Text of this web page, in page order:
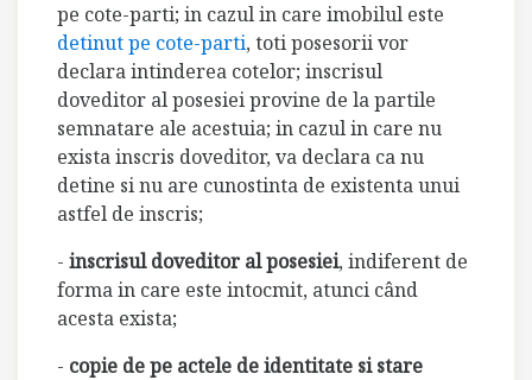
pe cote-parti; in cazul in care imobilul este
detinut pe cote-parti, toti posesorii vor
declara intinderea cotelor; inscrisul
doveditor al posesiei provine de la partile
semnatare ale acestuia; in cazul in care nu
exista inscris doveditor, va declara ca nu
detine si nu are cunostinta de existenta unui
astfel de inscris;
- inscrisul doveditor al posesiei, indiferent de
forma in care este intocmit, atunci când
acesta exista;
- copie de pe actele de identitate si stare